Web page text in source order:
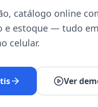
catálogo online
e estoque — tudo
celular.
Ver